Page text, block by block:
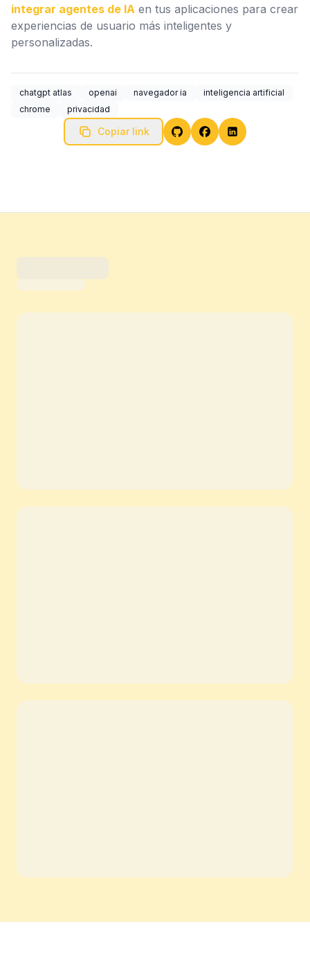
integrar agentes de IA en tus aplicaciones para crear
experiencias de usuario más inteligentes y
personalizadas.
chatgpt atlas openai navegador ia
inteligencia artificial
chrome
privacidad
Copiar link